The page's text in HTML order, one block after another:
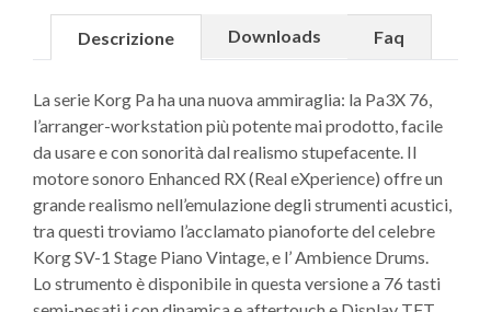
Descrizione Downloads Faq
La serie Korg Pa ha una nuova ammiraglia: la Pa3X 76,
l’arranger-workstation più potente mai prodotto, facile
da usare e con sonorità dal realismo stupefacente. Il
motore sonoro Enhanced RX (Real eXperience) offre un
grande realismo nell’emulazione degli strumenti acustici,
tra questi troviamo l’acclamato pianoforte del celebre
Korg SV-1 Stage Piano Vintage, e l’ Ambience Drums.
Lo strumento è disponibile in questa versione a 76 tasti